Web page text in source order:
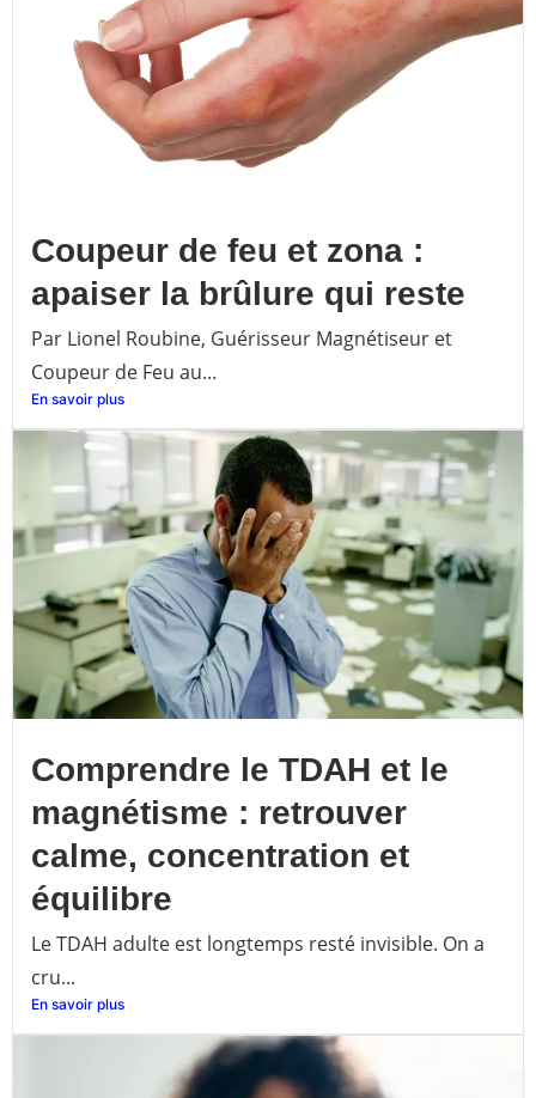
Coupeur de feu et zona :
apaiser la brûlure qui reste
Par Lionel Roubine, Guérisseur Magnétiseur et
Coupeur de Feu au...
En savoir plus
Comprendre le TDAH et le
magnétisme : retrouver
calme, concentration et
équilibre
Le TDAH adulte est longtemps resté invisible. On a
cru...
En savoir plus